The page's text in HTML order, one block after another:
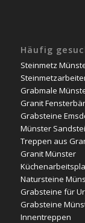
Häufig
Steinmetz
Grabmale
Granit
Grabsteine
Münster
Treppen aus
Granit Münster
Natursteine
Grabsteine für
Grabsteine
Innentreppen